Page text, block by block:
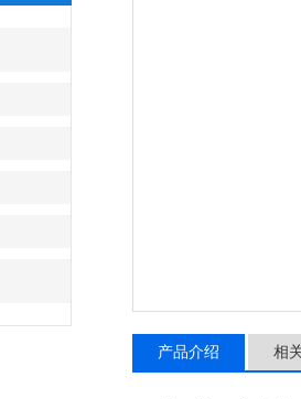
产品介绍 相